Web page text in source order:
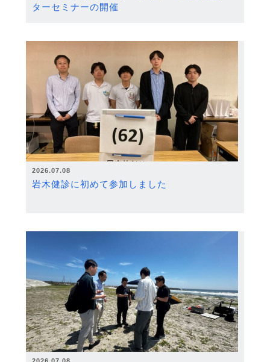
ターセミナーの開催
2026.07.08
岩木健診に初めて参加しました